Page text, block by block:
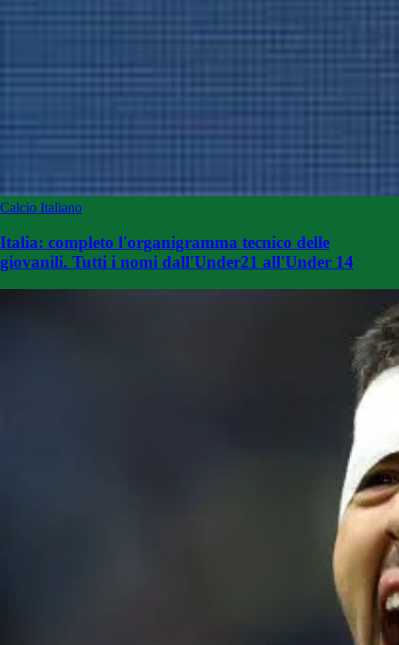
Calcio Italiano
Italia: completo l'organigramma tecnico delle
giovanili. Tutti i nomi dall'Under21 all'Under 14